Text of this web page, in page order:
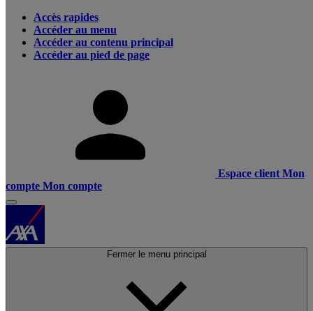
Accès rapides
Accéder au menu
Accéder au contenu principal
Accéder au pied de page
Espace client Mon
compte Mon compte
Fermer le menu principal